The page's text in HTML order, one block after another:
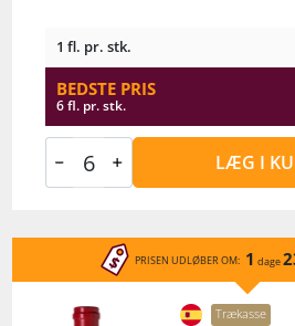
1 fl. pr. stk.
BEDSTE PRIS
6 fl. pr. stk.
LÆG I
PRISEN UDLØBER OM: 1 dage
Trækasse